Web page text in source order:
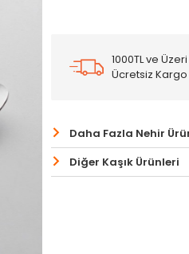
1000TL ve Üzeri
Ücretsiz Kargo
Daha Fazla Nehir
Diğer Kaşık Ürünleri